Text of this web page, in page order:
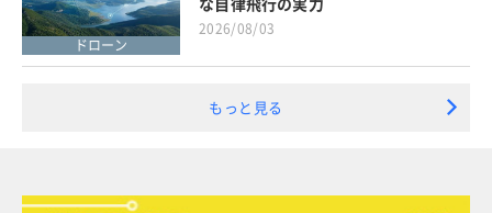
ドローン
2026/08/03
もっと見る